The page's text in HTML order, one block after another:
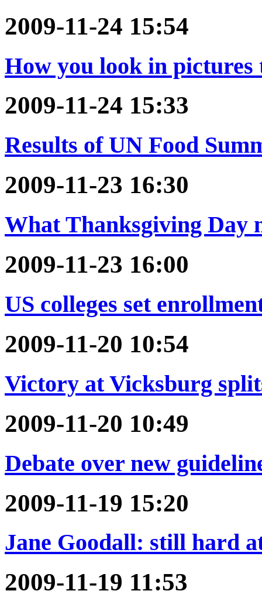
2009-11-24 15:54
How you look in pictures
2009-11-24 15:33
Results of UN Food
2009-11-23 16:30
What Thanksgiving Day
2009-11-23 16:00
US colleges set
2009-11-20 10:54
Victory at Vicksburg
2009-11-20 10:49
Debate over new
2009-11-19 15:20
Jane Goodall: still hard
2009-11-19 11:53